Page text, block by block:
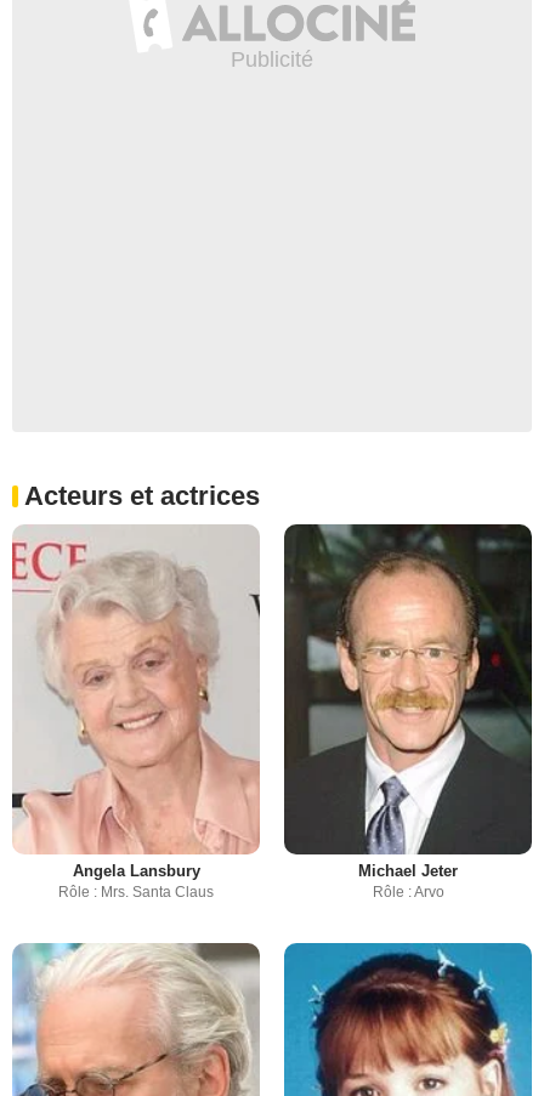
Acteurs et actrices
Angela Lansbury
Rôle : Mrs. Santa Claus
Michael Jeter
Rôle : Arvo